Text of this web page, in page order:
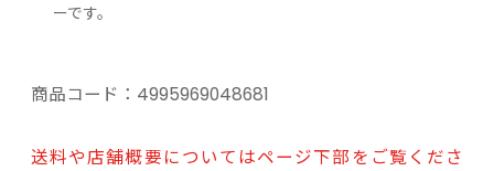
ーです。
商品コード： 4995969048681
送料や店舗概要についてはページ下部をご覧くださ